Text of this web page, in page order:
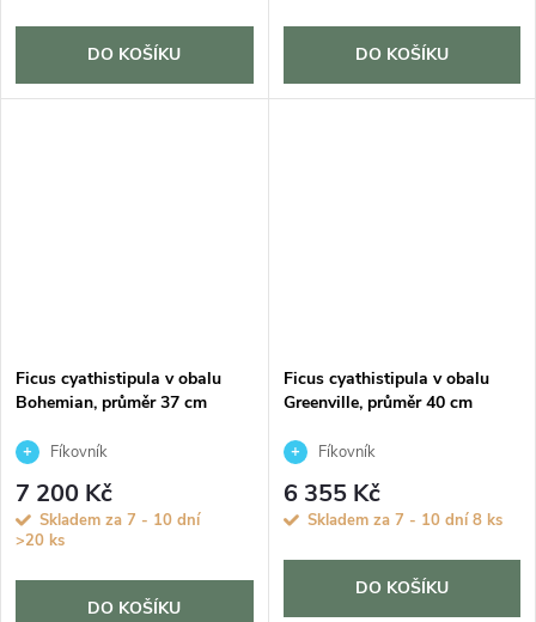
DO KOŠÍKU DO KOŠÍKU
Ficus cyathistipula v obalu
Bohemian, průměr 37 cm
Fíkovník
7 200 Kč
Skladem za 7 - 10 dní
>20 ks
DO KOŠÍKU
Ficus cyathistipula v obalu
Greenville, průměr 40 cm
Fíkovník
6 355 Kč
Skladem za 7 - 10 dní8 ks
DO KOŠÍKU